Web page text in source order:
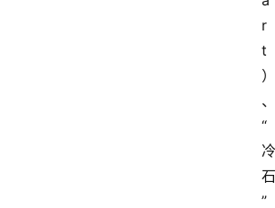
r
t
）
、
“
冷
石
”